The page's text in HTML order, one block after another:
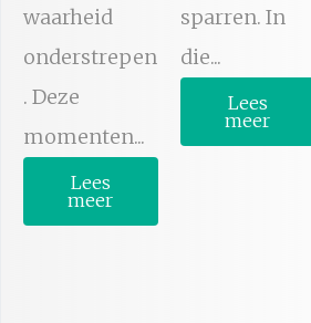
waarheid
onderstrepen
. Deze
momenten...
Lees
meer
sparren. In
die...
Lees
meer